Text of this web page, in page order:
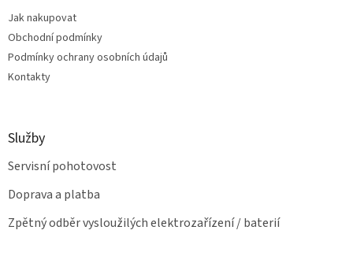
Jak nakupovat
Obchodní podmínky
Podmínky ochrany osobních údajů
Kontakty
Služby
Servisní pohotovost
Doprava a platba
Zpětný odběr vysloužilých elektrozařízení / baterií